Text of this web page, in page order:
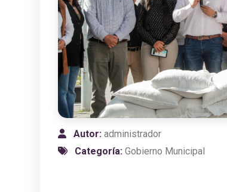
Autor:administrador
Categoría:Gobierno Municipal